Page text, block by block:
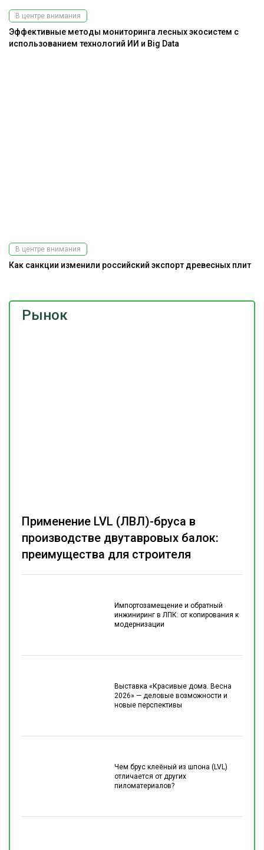
Рынок
Импортозамещение и обратный
инжиниринг в ЛПК: от копирования к
модернизации
Выставка «Красивые дома. Весна
2026» — деловые возможности и
новые перспективы
Чем брус клеёный из шпона (LVL)
отличается от других
пиломатериалов?
Применение LVL (ЛВЛ)-бруса в
производстве двутавровых балок:
преимущества для строителя
В центре внимания
Эффективные методы мониторинга лесных экосистем с
использованием технологий ИИ и Big Data
В центре внимания
Как санкции изменили российский экспорт древесных плит